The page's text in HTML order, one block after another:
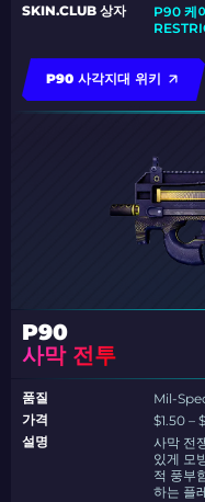
SKIN.CLUB 상자
P90 케
P90 사각지대 위키
P90
사막 전투
품질
Mil-
가격
$1.50 –
설명
사막 전
있게 모
적 풍부
하는 플